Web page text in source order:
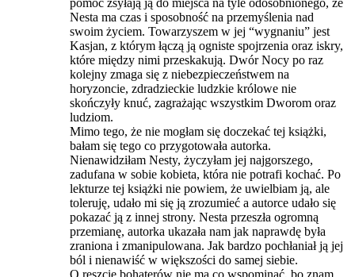
pomóc zsyłają ją do miejsca na tyle odosobnionego, że
Nesta ma czas i sposobność na przemyślenia nad
swoim życiem. Towarzyszem w jej “wygnaniu” jest
Kasjan, z którym łączą ją ogniste spojrzenia oraz iskry,
które między nimi przeskakują. Dwór Nocy po raz
kolejny zmaga się z niebezpieczeństwem na
horyzoncie, zdradzieckie ludzkie królowe nie
skończyły knuć, zagrażając wszystkim Dworom oraz
ludziom.
Mimo tego, że nie mogłam się doczekać tej książki,
bałam się tego co przygotowała autorka.
Nienawidziłam Nesty, życzyłam jej najgorszego,
zadufana w sobie kobieta, która nie potrafi kochać. Po
lekturze tej książki nie powiem, że uwielbiam ją, ale
toleruję, udało mi się ją zrozumieć a autorce udało się
pokazać ją z innej strony. Nesta przeszła ogromną
przemianę, autorka ukazała nam jak naprawdę była
zraniona i zmanipulowana. Jak bardzo pochłaniał ją jej
ból i nienawiść w większości do samej siebie.